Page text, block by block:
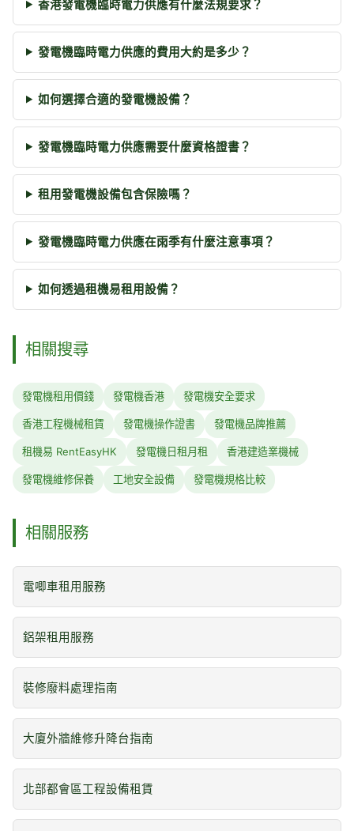
香港發電機臨時電力供應有什麼法規要求？
發電機臨時電力供應的費用大約是多少？
如何選擇合適的發電機設備？
發電機臨時電力供應需要什麼資格證書？
租用發電機設備包含保險嗎？
發電機臨時電力供應在雨季有什麼注意事項？
如何透過租機易租用設備？
相關搜尋
發電機租用價錢 發電機香港 發電機安全要求
香港工程機械租賃 發電機操作證書 發電機品牌推薦
租機易 RentEasyHK 發電機日租月租 香港建造業機械
發電機維修保養 工地安全設備 發電機規格比較
相關服務
電唧車租用服務
鋁架租用服務
裝修廢料處理指南
大廈外牆維修升降台指南
北部都會區工程設備租賃